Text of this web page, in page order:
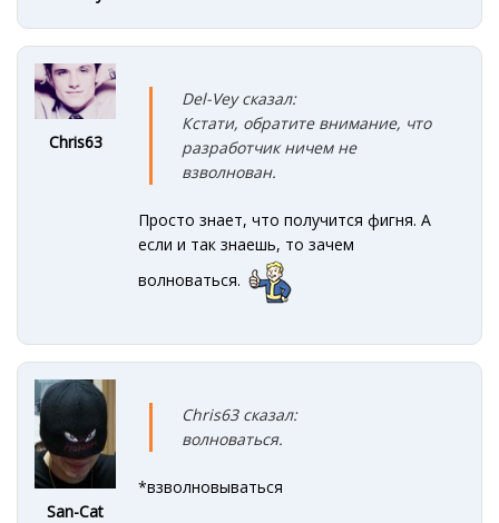
Chris63
Del-Vey сказал:
Кстати, обратите внимание, что
разработчик ничем не
взволнован.
Просто знает, что получится фигня. А
если и так знаешь, то зачем
волноваться.
San-Cat
Chris63 сказал:
волноваться.
*взволновываться